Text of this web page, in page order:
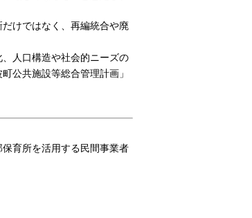
けではなく、再編統合や廃
人口構造や社会的ニーズの
公共施設等総合管理計画」
育所を活用する民間事業者